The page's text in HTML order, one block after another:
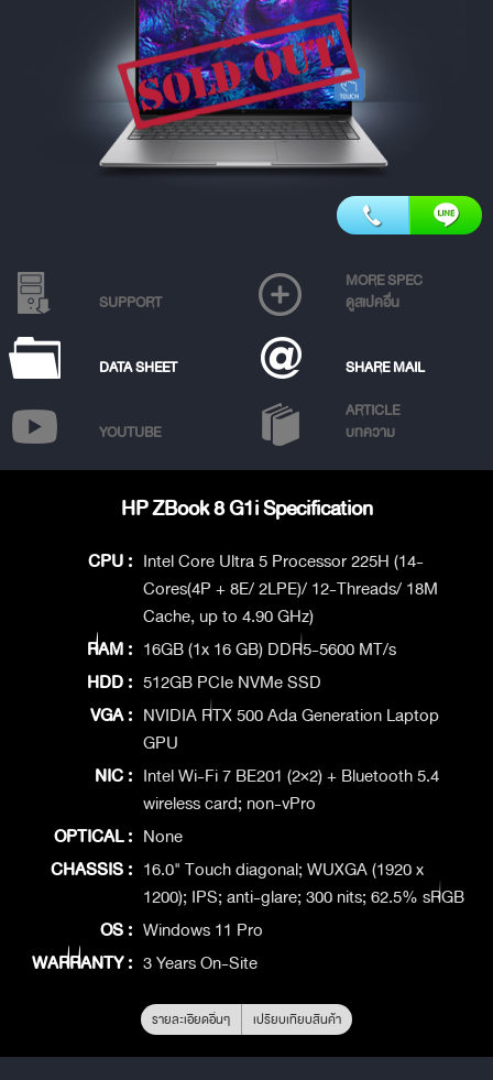
SUPPORT
MORE SPEC
ดูสเปคอื่น
DATA SHEET SHARE MAIL
YOUTUBE
ARTICLE
บทความ
HP ZBook 8 G1i Specification
CPU : Intel Core Ultra 5 Processor 225H (14-
Cores(4P + 8E/ 2LPE)/ 12-Threads/ 18M
Cache, up to 4.90 GHz)
RAM : 16GB (1x 16 GB) DDR5-5600 MT/s
HDD : 512GB PCIe NVMe SSD
VGA : NVIDIA RTX 500 Ada Generation Laptop
GPU
NIC : Intel Wi-Fi 7 BE201 (2×2) + Bluetooth 5.4
wireless card; non-vPro
OPTICAL : None
CHASSIS : 16.0" Touch diagonal; WUXGA (1920 x
1200); IPS; anti-glare; 300 nits; 62.5% sRGB
OS : Windows 11 Pro
WARRANTY : 3 Years On-Site
รายละเอียดอื่นๆ เปรียบเทียบสินค้า